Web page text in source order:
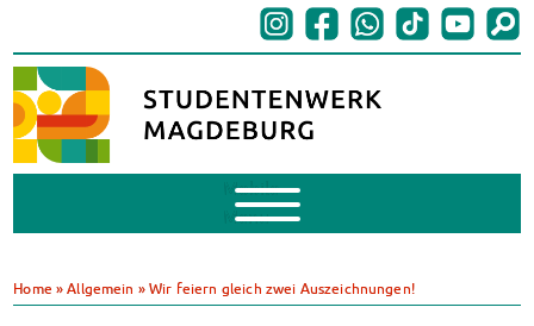
Mobile
Menu
BAföG beantragen
BAföG-FAQs
Home »Allgemein »Wir feiern gleich zwei Auszeichnungen!